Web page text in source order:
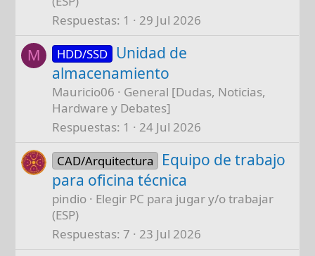
Respuestas 1 29 Jul 2026
M HDD/SSD Unidad de
almacenamiento
Mauricio06
General [Dudas, Noticias,
Hardware y Debates]
Respuestas 1 24 Jul 2026
CAD/Arquitectura
Equipo de trabajo
para oficina técnica
pindio
Elegir PC para jugar y/o trabajar
(ESP)
Respuestas 7 23 Jul 2026